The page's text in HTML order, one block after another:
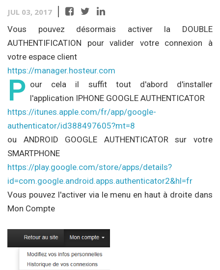
JUL 03, 2017
Vous pouvez désormais activer la DOUBLE
AUTHENTIFICATION pour valider votre connexion à
votre espace client
https://manager.hosteur.com
P our cela il suffit tout d'abord d'installer
l'application IPHONE GOOGLE AUTHENTICATOR
https://itunes.apple.com/fr/app/google-
authenticator/id388497605?mt=8
ou ANDROID GOOGLE AUTHENTICATOR sur votre
SMARTPHONE
https://play.google.com/store/apps/details?
id=com.google.android.apps.authenticator2&hl=fr
Vous pouvez l'activer via le menu en haut à droite dans
Mon Compte